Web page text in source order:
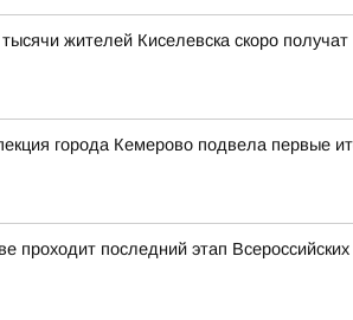
жителей Киселевска скоро
города Кемерово подвела первые
проходит последний этап